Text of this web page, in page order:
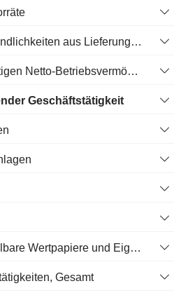
Änderung der Verbindlichkeiten aus Lieferungen und Leistungen
Änderung der sonstigen Netto-Betriebsvermögen
Geschäftstätigkeit
Investition in handelbare Wertpapiere und Eigenkapitalinstrumente, Gesamt
Gesamt